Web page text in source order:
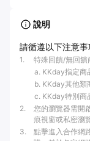
說明
請循遵以下注意事
1.
特殊回饋/無回饋
KKday指定商
KKday其他類
KKday特別商
2.
您的瀏覽器需開
痕視窗或私密瀏
3.
點擊進入合作網